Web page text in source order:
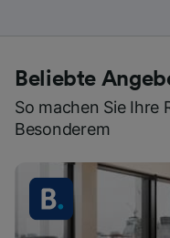
Beliebte
So machen Sie Ihre
Besonderem